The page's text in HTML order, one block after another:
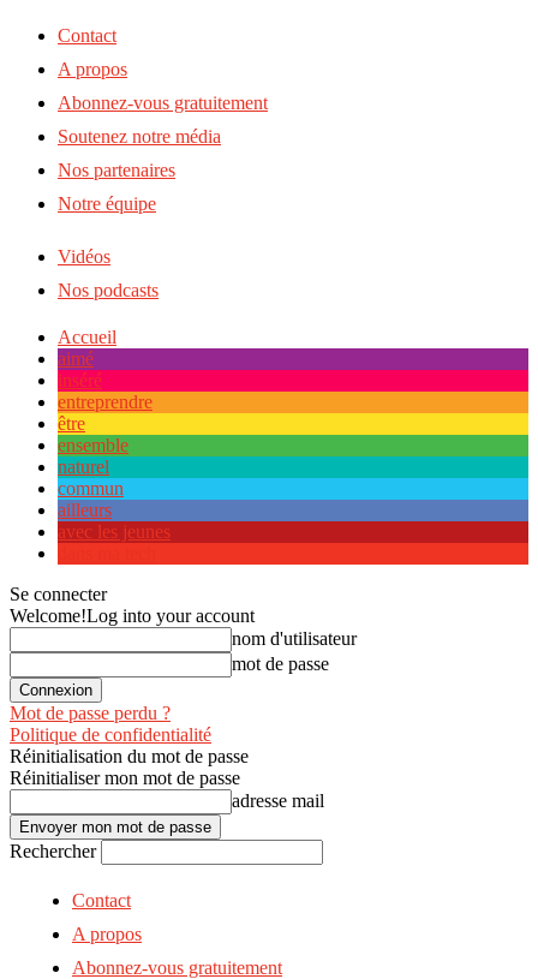
Contact
A propos
Abonnez-vous gratuitement
Soutenez notre média
Nos partenaires
Notre équipe
Vidéos
Nos podcasts
Accueil
aimé
inséré
entreprendre
être
ensemble
naturel
commun
ailleurs
avec les jeunes
Se connecter
Welcome!Log into your account
nom d'utilisateur
mot de passe
Mot de passe perdu ?
Politique de confidentialité
Réinitialisation du mot de passe
Réinitialiser mon mot de passe
adresse mail
Rechercher
Contact
A propos
Abonnez-vous gratuitement